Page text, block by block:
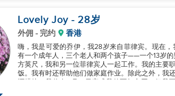
Lovely Joy - 28岁
外佣 - 完约 香港
嗨，我是可爱的乔伊，我28岁来自菲律宾。现在
有一个成年人，三个老人和两个孩子——一个13岁
方英尺，我和另一位菲律宾人一起工作。我的主要
饭。我有时还帮助他们做家庭作业。除此之外，我